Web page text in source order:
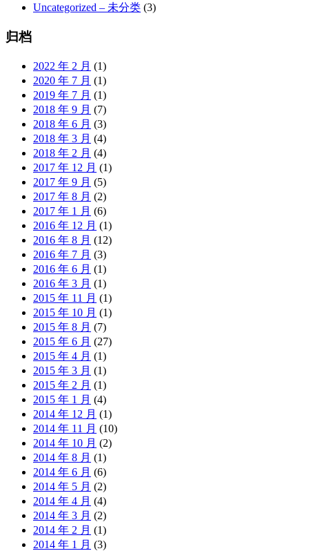
Uncategorized – 未分类 (3)
归档
2022 年 2 月 (1)
2020 年 7 月 (1)
2019 年 7 月 (1)
2018 年 9 月 (7)
2018 年 6 月 (3)
2018 年 3 月 (4)
2018 年 2 月 (4)
2017 年 12 月 (1)
2017 年 9 月 (5)
2017 年 8 月 (2)
2017 年 1 月 (6)
2016 年 12 月 (1)
2016 年 8 月 (12)
2016 年 7 月 (3)
2016 年 6 月 (1)
2016 年 3 月 (1)
2015 年 11 月 (1)
2015 年 10 月 (1)
2015 年 8 月 (7)
2015 年 6 月 (27)
2015 年 4 月 (1)
2015 年 3 月 (1)
2015 年 2 月 (1)
2015 年 1 月 (4)
2014 年 12 月 (1)
2014 年 11 月 (10)
2014 年 10 月 (2)
2014 年 8 月 (1)
2014 年 6 月 (6)
2014 年 5 月 (2)
2014 年 4 月 (4)
2014 年 3 月 (2)
2014 年 2 月 (1)
2014 年 1 月 (3)